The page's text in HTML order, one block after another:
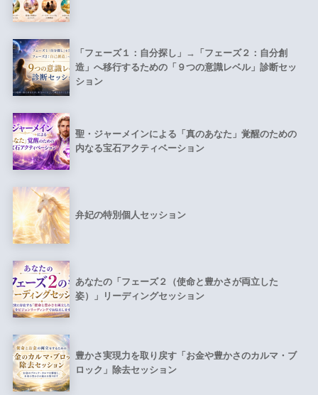
「フェーズ１：自分探し」→「フェーズ２：自分創
造」へ移行するための「９つの意識レベル」診断セッ
ション
聖・ジャーメインによる「真のあなた」覚醒のための
内なる宝石アクティベーション
弁妃の特別個人セッション
あなたの「フェーズ２（使命と豊かさが両立した
姿）」リーディングセッション
豊かさ実現力を取り戻す「お金や豊かさのカルマ・ブ
ロック」除去セッション